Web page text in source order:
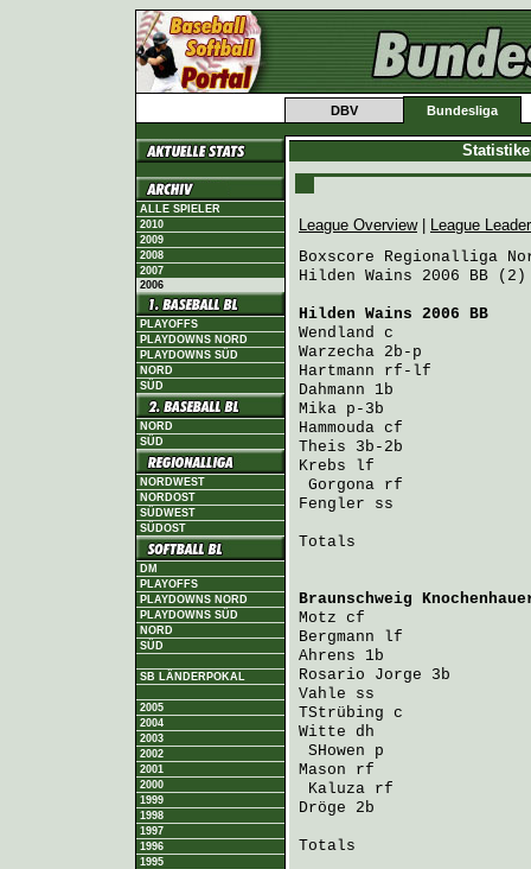
DBV Bundesliga
ALLE SPIELER
2010
2009
2008
2007
2006
PLAYOFFS
PLAYDOWNS NORD
PLAYDOWNS SÜD
NORD
SÜD
NORD
SÜD
NORDWEST
NORDOST
SÜDWEST
SÜDOST
DM
PLAYOFFS
PLAYDOWNS NORD
PLAYDOWNS SÜD
NORD
SÜD
SB LÄNDERPOKAL
2005
2004
2003
2002
2001
2000
1999
1998
1997
1996
1995
League Overview|
League
Boxscore Regionalliga
Hilden Wains 2006 BB
Hilden Wains 2006 BB
Wendland c
Warzecha 2b-p
Hartmann rf-lf
Dahmann 1b
Mika p-3b
Hammouda cf
Theis 3b-2b
Krebs lf
Gorgona rf
Fengler ss
Totals
Braunschweig
Motz cf
Bergmann lf
Ahrens 1b
Rosario Jorge 3b
Vahle ss
TStrübing c
Witte dh
SHowen p
Mason rf
Kaluza rf
Dröge 2b
Totals